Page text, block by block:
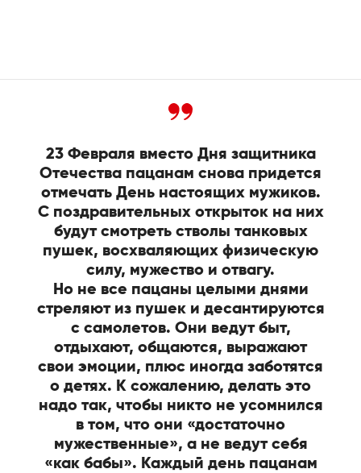
23 Февраля вместо Дня защитника
Отечества пацанам снова придется
отмечать День настоящих мужиков.
С поздравительных открыток на них
будут смотреть стволы танковых
пушек, восхваляющих физическую
силу, мужество и отвагу.
Но не все пацаны целыми днями
стреляют из пушек и десантируются
с самолетов. Они ведут быт,
отдыхают, общаются, выражают
свои эмоции, плюс иногда заботятся
о детях. К сожалению, делать это
надо так, чтобы никто не усомнился
в том, что они «достаточно
мужественные», а не ведут себя
«как бабы». Каждый день пацанам